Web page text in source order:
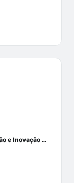
Liga Acadêmica de Gestão e Inovação Médica - LAGIM